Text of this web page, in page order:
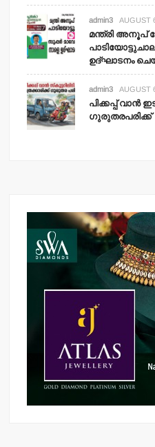
admin3 AUGUST
മന്ത്രി അനൂപ്
ഉദ്ഘാടനം
admin3 AUGUST
പിക്കപ്പ് വാന്‍
ഗുരുതരപരിക്ക്